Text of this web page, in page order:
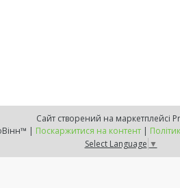
Сайт створений на маркетплейсі
АгроВінн™ | Поскаржитися на контент |
Select Language ▼